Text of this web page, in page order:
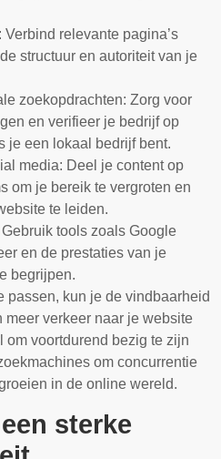
relevante pagina’s
structuur en autoriteit van je
zoekopdrachten: Zorg voor
en verifieer je bedrijf op
je een lokaal bedrijf bent.
media: Deel je content op
om je bereik te vergroten en
te leiden.
tools zoals Google
en de prestaties van je
begrijpen.
passen, kun je de vindbaarheid
verkeer naar je website
voortdurend bezig te zijn
om concurrentie
in de online wereld.
sterke